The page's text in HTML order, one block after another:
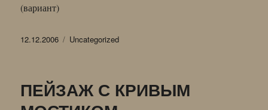
(вариант)
Опубликовано
12.12.2006 Рубрики
Uncategorized
ПЕЙЗАЖ С КРИВЫМ